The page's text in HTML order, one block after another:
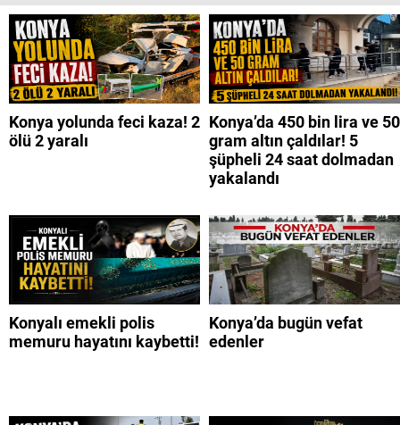
Konya yolunda feci kaza! 2
ölü 2 yaralı
Konya’da 450 bin lira ve 50
gram altın çaldılar! 5
şüpheli 24 saat dolmadan
yakalandı
Konyalı emekli polis
memuru hayatını kaybetti!
Konya’da bugün vefat
edenler